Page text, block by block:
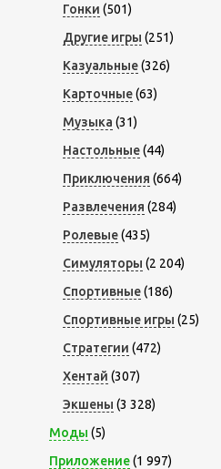
Гонки (501)
Другие игры (251)
Казуальные(326)
Карточные(63)
Музыка (31)
Настольные(44)
Приключения (664)
Развлечения (284)
Ролевые(435)
Симуляторы (2 204)
Спортивные(186)
Спортивные игры (25)
Стратегии (472)
Хентай (307)
Экшены (3 328)
Моды (5)
Приложение(1 997)